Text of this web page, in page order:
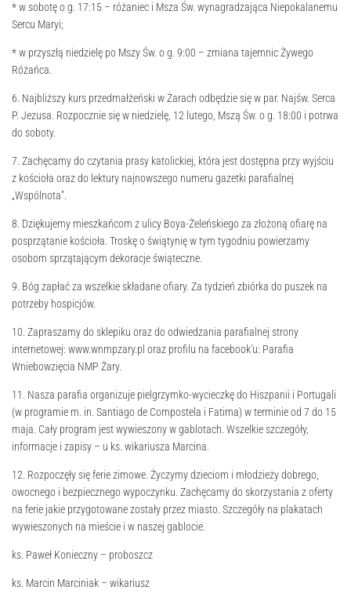
* w sobotę o g. 17:15 – różaniec i Msza Św. wynagradzająca Niepokalanemu
Sercu Maryi;
* w przyszłą niedzielę po Mszy Św. o g. 9:00 – zmiana tajemnic Żywego
Różańca.
6. Najbliższy kurs przedmałżeński w Żarach odbędzie się w par. Najśw. Serca
P. Jezusa. Rozpocznie się w niedzielę, 12 lutego, Mszą Św. o g. 18:00 i potrwa
do soboty.
7. Zachęcamy do czytania prasy katolickiej, która jest dostępna przy wyjściu
z kościoła oraz do lektury najnowszego numeru gazetki parafialnej
„Wspólnota”.
8. Dziękujemy mieszkańcom z ulicy Boya-Żeleńskiego za złożoną ofiarę na
posprzątanie kościoła. Troskę o świątynię w tym tygodniu powierzamy
osobom sprzątającym dekoracje świąteczne.
9. Bóg zapłać za wszelkie składane ofiary. Za tydzień zbiórka do puszek na
potrzeby hospicjów.
10. Zapraszamy do sklepiku oraz do odwiedzania parafialnej strony
internetowej: www.wnmpzary.pl oraz profilu na facebook’u: Parafia
Wniebowzięcia NMP Żary.
11. Nasza parafia organizuje pielgrzymko-wycieczkę do Hiszpanii i Portugali
(w programie m. in. Santiago de Compostela i Fatima) w terminie od 7 do 15
maja. Cały program jest wywieszony w gablotach. Wszelkie szczegóły,
informacje i zapisy – u ks. wikariusza Marcina.
12. Rozpoczęły się ferie zimowe. Życzymy dzieciom i młodzieży dobrego,
owocnego i bezpiecznego wypoczynku. Zachęcamy do skorzystania z oferty
na ferie jakie przygotowane zostały przez miasto. Szczegóły na plakatach
wywieszonych na mieście i w naszej gablocie.
ks. Paweł Konieczny – proboszcz
ks. Marcin Marciniak – wikariusz